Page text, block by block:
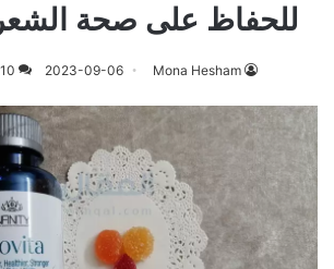
للحفاظ على صحة
Mona Hesham
2023-09-06